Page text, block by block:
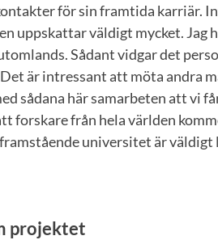
för sin framtida karriär.
uppskattar väldigt mycket.
Sådant vidgar det
är intressant att möta andra
sådana här samarbeten att vi
forskare från hela världen
universitet är
projektet